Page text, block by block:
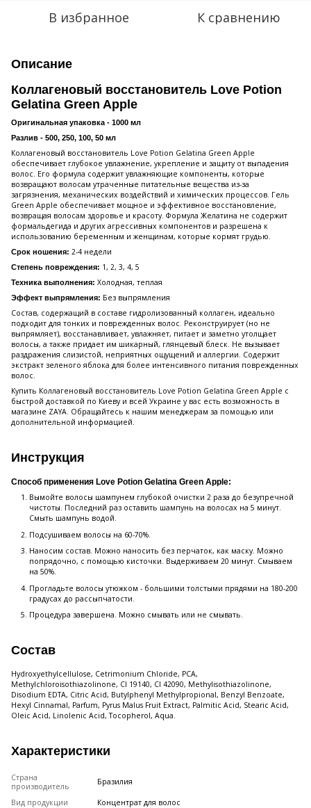
В избранное К сравнению
Описание
Коллагеновый восстановитель Love Potion
Gelatina Green Apple
Оригинальная упаковка - 1000 мл
Разлив - 500, 250, 100, 50 мл
Коллагеновый восстановитель Love Potion Gelatina Green Apple
обеспечивает глубокое увлажнение, укрепление и защиту от выпадения
волос. Его формула содержит увлажняющие компоненты, которые
возвращают волосам утраченные питательные вещества из-за
загрязнения, механических воздействий и химических процессов. Гель
Green Apple обеспечивает мощное и эффективное восстановление,
возвращая волосам здоровье и красоту. Формула Желатина не содержит
формальдегида и других агрессивных компонентов и разрешена к
использованию беременным и женщинам, которые кормят грудью.
Срок ношения: 2-4 недели
Степень повреждения: 1, 2, 3, 4, 5
Техника выполнения: Холодная, теплая
Эффект выпрямления: Без выпрямления
Состав, содержащий в составе гидролизованный коллаген, идеально
подходит для тонких и поврежденных волос. Реконструирует (но не
выпрямляет), восстанавливает, увлажняет, питает и заметно утолщает
волосы, а также придает им шикарный, глянцевый блеск. Не вызывает
раздражения слизистой, неприятных ощущений и аллергии. Содержит
экстракт зеленого яблока для более интенсивного питания поврежденных
волос.
Купить Коллагеновый восстановитель Love Potion Gelatina Green Apple с
быстрой доставкой по Киеву и всей Украине у вас есть возможность в
магазине ZAYA. Обращайтесь к нашим менеджерам за помощью или
дополнительной информацией.
Инструкция
Способ применения Love Potion Gelatina Green Apple:
Вымойте волосы шампунем глубокой очистки 2 раза до безупречной
чистоты. Последний раз оставить шампунь на волосах на 5 минут.
Смыть шампунь водой.
Подсушиваем волосы на 60-70%.
Наносим состав. Можно наносить без перчаток, как маску. Можно
попрядочно, с помощью кисточки. Выдерживаем 20 минут. Смываем
на 50%.
Прогладьте волосы утюжком - большими толстыми прядями на 180-200
градусах до рассыпчатости.
Процедура завершена. Можно смывать или не смывать.
Состав
Hydroxyethylcellulose, Cetrimonium Chloride, PCA,
Methylchloroisothiazolinone, CI 19140, CI 42090, Methylisothiazolinone,
Disodium EDTA, Citric Acid, Butylphenyl Methylpropional, Benzyl Benzoate,
Hexyl Cinnamal, Parfum, Pyrus Malus Fruit Extract, Palmitic Acid, Stearic Acid,
Oleic Acid, Linolenic Acid, Tocopherol, Aqua.
Характеристики
Страна
производитель
Бразилия
Вид продукции Концентрат для волос